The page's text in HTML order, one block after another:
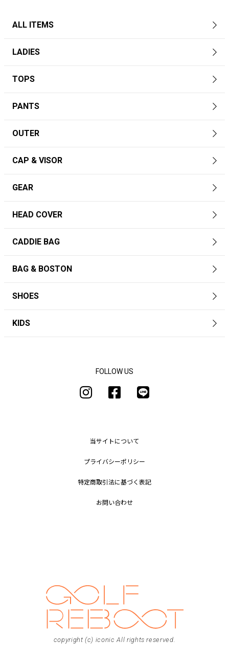
ALL ITEMS
LADIES
TOPS
PANTS
OUTER
CAP & VISOR
GEAR
HEAD COVER
CADDIE BAG
BAG & BOSTON
SHOES
KIDS
当サイトについて
プライバシーポリシー
特定商取引法に基づく表記
お問い合わせ
FOLLOW US
copyright (c) iconic All rights reserved.